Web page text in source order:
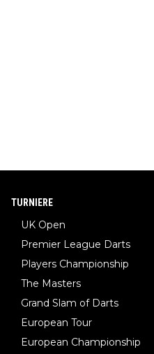
TURNIERE
UK Open
Premier League Darts
Players Championship
The Masters
Grand Slam of Darts
European Tour
European Championship